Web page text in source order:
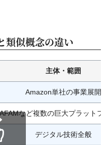
類似概念の違い
主体・範囲
Amazon単社の事業展開
など複数の巨大プラットフ
デジタル技術全般